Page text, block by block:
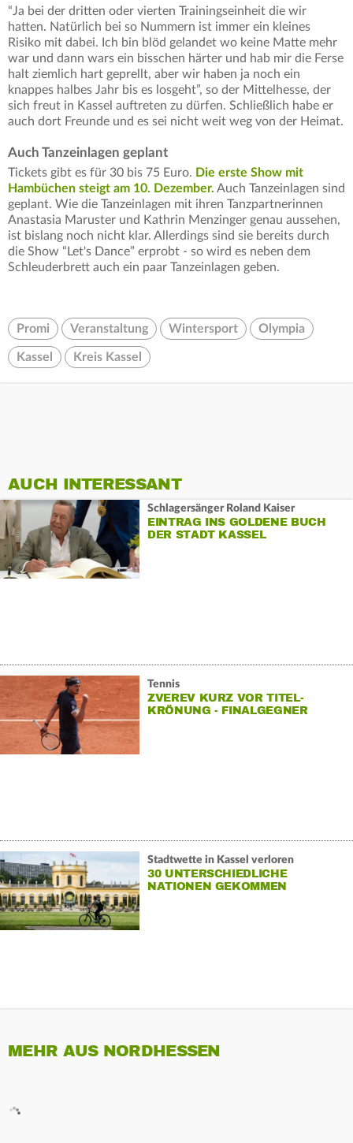
“Ja bei der dritten oder vierten Trainingseinheit die wir
hatten. Natürlich bei so Nummern ist immer ein kleines
Risiko mit dabei. Ich bin blöd gelandet wo keine Matte mehr
war und dann wars ein bisschen härter und hab mir die Ferse
halt ziemlich hart geprellt, aber wir haben ja noch ein
knappes halbes Jahr bis es losgeht”, so der Mittelhesse, der
sich freut in Kassel auftreten zu dürfen. Schließlich habe er
auch dort Freunde und es sei nicht weit weg von der Heimat.
Auch Tanzeinlagen geplant
Tickets gibt es für 30 bis 75 Euro. Die erste Show mit
Hambüchen steigt am 10. Dezember. Auch Tanzeinlagen sind
geplant. Wie die Tanzeinlagen mit ihren Tanzpartnerinnen
Anastasia Maruster und Kathrin Menzinger genau aussehen,
ist bislang noch nicht klar. Allerdings sind sie bereits durch
die Show “Let's Dance” erprobt - so wird es neben dem
Schleuderbrett auch ein paar Tanzeinlagen geben.
Promi Veranstaltung Wintersport Olympia
Kassel Kreis Kassel
AUCH INTERESSANT
Schlagersänger Roland Kaiser
EINTRAG INS GOLDENE BUCH
DER STADT KASSEL
Tennis
ZVEREV KURZ VOR TITEL-
KRÖNUNG - FINALGEGNER
Stadtwette in Kassel verloren
30 UNTERSCHIEDLICHE
NATIONEN GEKOMMEN
MEHR AUS NORDHESSEN